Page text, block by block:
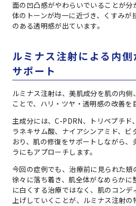
面の凹凸感がやわらいでいることが分
体のトーンが均一に近づき、くすみが
のある透明感が出ています。
ルミナス注射による内
サポート
ルミナス注射は、美肌成分を肌の内側
ことで、ハリ・ツヤ・透明感の改善を
主成分には、C-PDRN、トリペプチド
ラネキサム酸、ナイアシンアミド、ビ
おり、肌の修復をサポートしながら、
ラにもアプローチします。
今回の症例でも、治療前に見られた頬
徐々に落ち着き、肌全体がなめらかに
に白くする治療ではなく、肌のコンデ
上げしていくことが、ルミナス注射の